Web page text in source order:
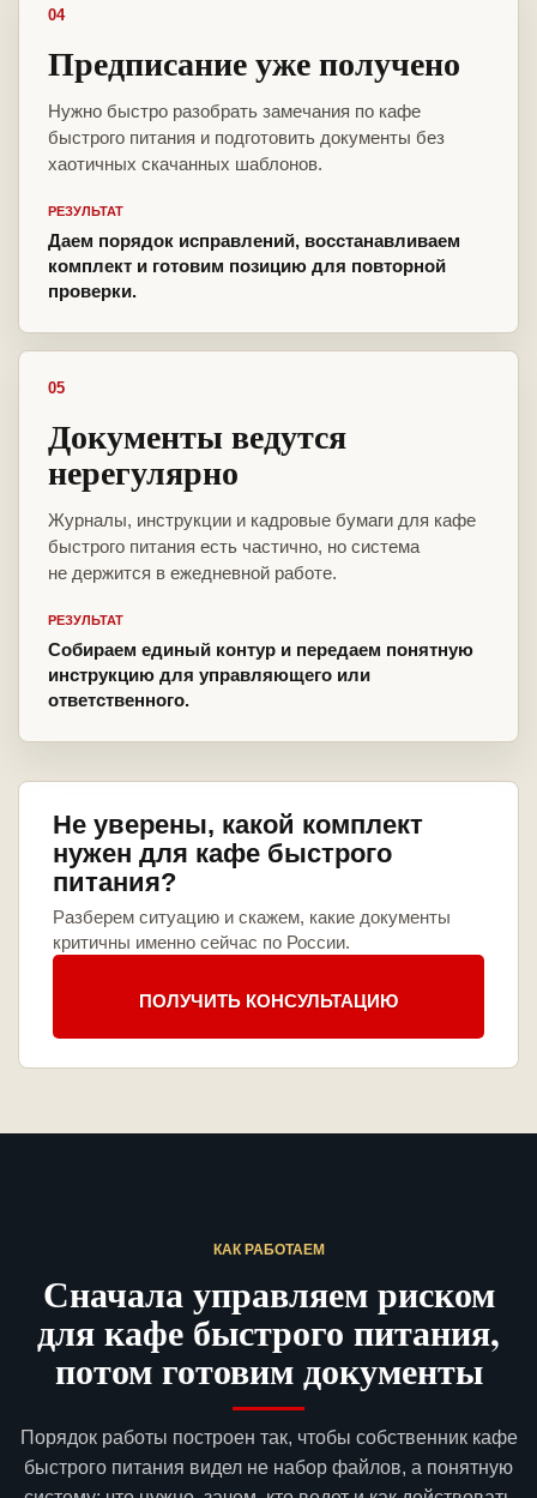
04
Предписание уже получено
Нужно быстро разобрать замечания по кафе
быстрого питания и подготовить документы без
хаотичных скачанных шаблонов.
РЕЗУЛЬТАТ
Даем порядок исправлений, восстанавливаем
комплект и готовим позицию для повторной
проверки.
05
Документы ведутся
нерегулярно
Журналы, инструкции и кадровые бумаги для кафе
быстрого питания есть частично, но система
не держится в ежедневной работе.
РЕЗУЛЬТАТ
Собираем единый контур и передаем понятную
инструкцию для управляющего или
ответственного.
Не уверены, какой комплект
нужен для кафе быстрого
питания?
Разберем ситуацию и скажем, какие документы
критичны именно сейчас по России.
ПОЛУЧИТЬ КОНСУЛЬТАЦИЮ
КАК РАБОТАЕМ
Сначала управляем риском
для кафе быстрого питания,
потом готовим документы
Порядок работы построен так, чтобы собственник кафе
быстрого питания видел не набор файлов, а понятную